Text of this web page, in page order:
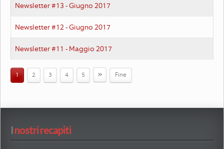
Newsletter #13 - Giugno 2017
Newsletter #12 - Giugno 2017
Newsletter #11 - Maggio 2017
1 2 3 4 5 » Fine
I nostri recapiti